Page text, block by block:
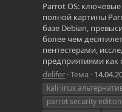
Parrot OS:
полной картины
базе Debian,
более чем
пентестерами,
предприятиями как
delifer Тема
kali linux
parrot security edition